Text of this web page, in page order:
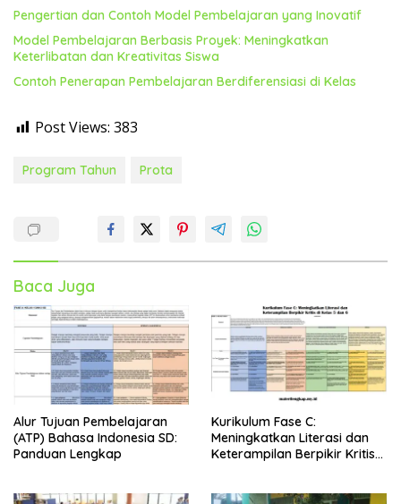
Pengertian dan Contoh Model Pembelajaran yang Inovatif
Model Pembelajaran Berbasis Proyek: Meningkatkan
Keterlibatan dan Kreativitas Siswa
Contoh Penerapan Pembelajaran Berdiferensiasi di Kelas
Post Views: 383
Program Tahun Prota
Baca Juga
Alur Tujuan Pembelajaran
(ATP) Bahasa Indonesia SD:
Panduan Lengkap
Kurikulum Fase C:
Meningkatkan Literasi dan
Keterampilan Berpikir Kritis